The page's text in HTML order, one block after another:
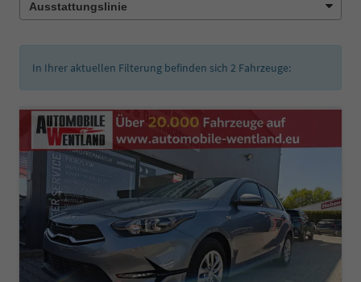
In Ihrer aktuellen Filterung befinden sich 2 Fahrzeuge: